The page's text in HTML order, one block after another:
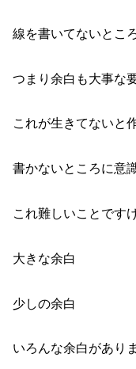
線を書いてないとこ
つまり余白も大事な
これが生きてないと
書かないところに意
これ難しいことです
大きな余白
少しの余白
いろんな余白があり